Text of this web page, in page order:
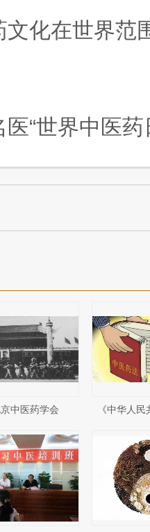
文化在世界范
“世界中医药
中医药学会 《中华人